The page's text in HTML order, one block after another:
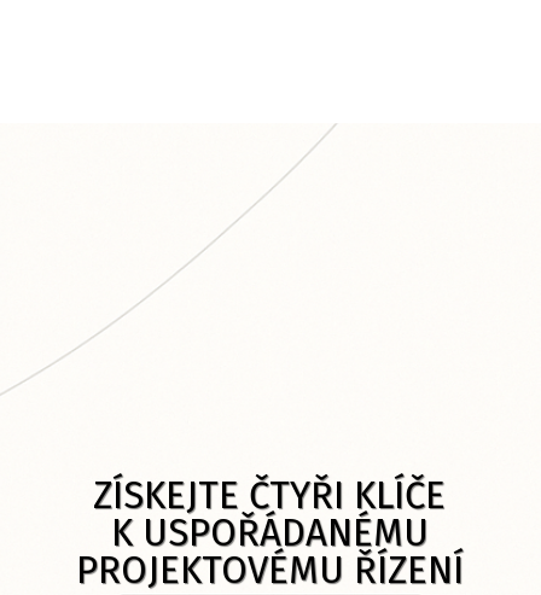
ZÍSKEJTE ČTYŘI KLÍČE
K USPOŘÁDANÉMU
PROJEKTOVÉMU ŘÍZENÍ